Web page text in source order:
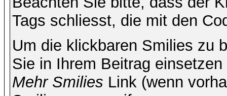
Tags schliesst, die mit den
Um die klickbaren Smilies zu
Sie in Ihrem Beitrag
Mehr Smilies Link (wenn